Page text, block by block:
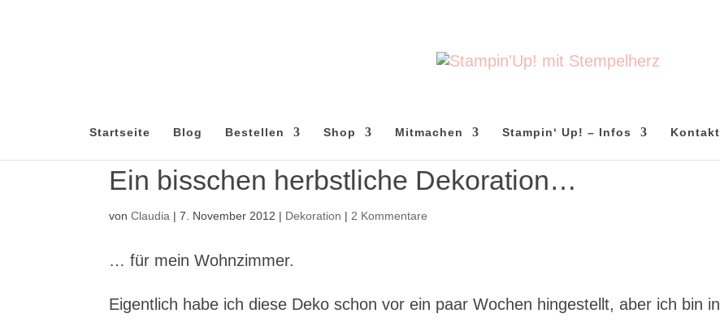
Startseite Blog Bestellen Shop Mitmachen Stampin‘ Up! – Infos Kontakt
Ein bisschen herbstliche Dekoration…
vonClaudia |7. November 2012 | Dekoration | 2 Kommentare
… für mein Wohnzimmer.
Eigentlich habe ich diese Deko schon vor ein paar Wochen hingestellt, aber ich bin in